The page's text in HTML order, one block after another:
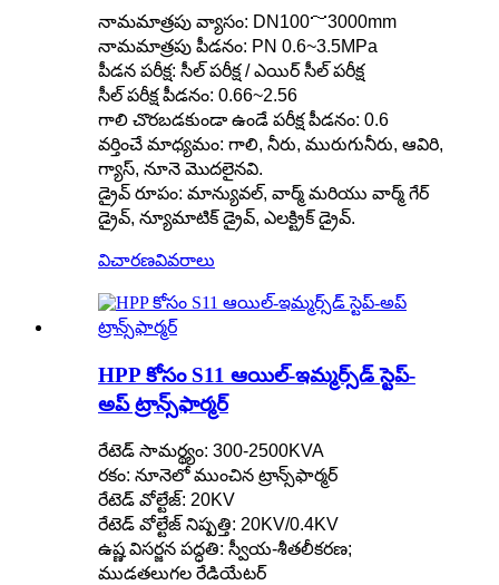
నామమాత్రపు వ్యాసం: DN100～3000mm
నామమాత్రపు పీడనం: PN 0.6~3.5MPa
పీడన పరీక్ష: సీల్ పరీక్ష / ఎయిర్ సీల్ పరీక్ష
సీల్ పరీక్ష పీడనం: 0.66~2.56
గాలి చొరబడకుండా ఉండే పరీక్ష పీడనం: 0.6
వర్తించే మాధ్యమం: గాలి, నీరు, మురుగునీరు, ఆవిరి,
గ్యాస్, నూనె మొదలైనవి.
డ్రైవ్ రూపం: మాన్యువల్, వార్మ్ మరియు వార్మ్ గేర్
డ్రైవ్, న్యూమాటిక్ డ్రైవ్, ఎలక్ట్రిక్ డ్రైవ్.
విచారణవివరాలు
HPP కోసం S11 ఆయిల్-ఇమ్మర్స్‌డ్ స్టెప్-
అప్ ట్రాన్స్‌ఫార్మర్
రేటెడ్ సామర్థ్యం: 300-2500KVA
రకం: నూనెలో ముంచిన ట్రాన్స్‌ఫార్మర్
రేటెడ్ వోల్టేజ్: 20KV
రేటెడ్ వోల్టేజ్ నిష్పత్తి: 20KV/0.4KV
ఉష్ణ విసర్జన పద్ధతి: స్వీయ-శీతలీకరణ;
ముడతలుగల రేడియేటర్